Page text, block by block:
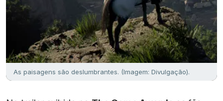
As paisagens são deslumbrantes. (Imagem: Divulgação).